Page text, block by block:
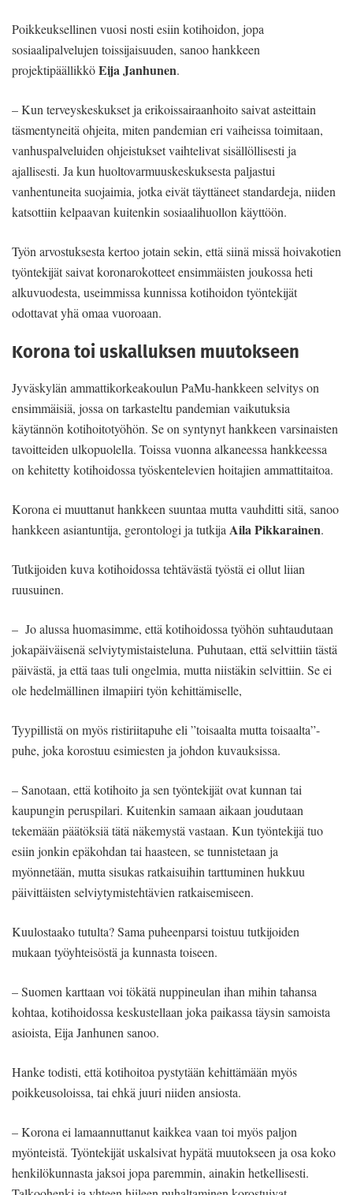
Poikkeuksellinen vuosi nosti esiin kotihoidon, jopa
sosiaalipalvelujen toissijaisuuden, sanoo hankkeen
projektipäällikköEija Janhunen.
– Kun terveyskeskukset ja erikoissairaanhoito saivat asteittain
täsmentyneitä ohjeita, miten pandemian eri vaiheissa toimitaan,
vanhuspalveluiden ohjeistukset vaihtelivat sisällöllisesti ja
ajallisesti. Ja kun huoltovarmuuskeskuksesta paljastui
vanhentuneita suojaimia, jotka eivät täyttäneet standardeja, niiden
katsottiin kelpaavan kuitenkin sosiaalihuollon käyttöön.
Työn arvostuksesta kertoo jotain sekin, että siinä missä hoivakotien
työntekijät saivat koronarokotteet ensimmäisten joukossa heti
alkuvuodesta, useimmissa kunnissa kotihoidon työntekijät
odottavat yhä omaa vuoroaan.
Korona toi uskalluksen muutokseen
Jyväskylän ammattikorkeakoulun PaMu-hankkeen selvitys on
ensimmäisiä, jossa on tarkasteltu pandemian vaikutuksia
käytännön kotihoitotyöhön. Se on syntynyt hankkeen varsinaisten
tavoitteiden ulkopuolella. Toissa vuonna alkaneessa hankkeessa
on kehitetty kotihoidossa työskentelevien hoitajien ammattitaitoa.
Korona ei muuttanut hankkeen suuntaa mutta vauhditti sitä, sanoo
hankkeen asiantuntija, gerontologi ja tutkija Aila Pikkarainen.
Tutkijoiden kuva kotihoidossa tehtävästä työstä ei ollut liian
ruusuinen.
– Jo alussa huomasimme, että kotihoidossa työhön suhtaudutaan
jokapäiväisenä selviytymistaisteluna. Puhutaan, että selvittiin tästä
päivästä, ja että taas tuli ongelmia, mutta niistäkin selvittiin. Se ei
ole hedelmällinen ilmapiiri työn kehittämiselle,
Tyypillistä on myös ristiriitapuhe eli ”toisaalta mutta toisaalta”-
puhe, joka korostuu esimiesten ja johdon kuvauksissa.
– Sanotaan, että kotihoito ja sen työntekijät ovat kunnan tai
kaupungin peruspilari. Kuitenkin samaan aikaan joudutaan
tekemään päätöksiä tätä näkemystä vastaan. Kun työntekijä tuo
esiin jonkin epäkohdan tai haasteen, se tunnistetaan ja
myönnetään, mutta sisukas ratkaisuihin tarttuminen hukkuu
päivittäisten selviytymistehtävien ratkaisemiseen.
Kuulostaako tutulta? Sama puheenparsi toistuu tutkijoiden
mukaan työyhteisöstä ja kunnasta toiseen.
– Suomen karttaan voi tökätä nuppineulan ihan mihin tahansa
kohtaa, kotihoidossa keskustellaan joka paikassa täysin samoista
asioista, Eija Janhunen sanoo.
Hanke todisti, että kotihoitoa pystytään kehittämään myös
poikkeusoloissa, tai ehkä juuri niiden ansiosta.
– Korona ei lamaannuttanut kaikkea vaan toi myös paljon
myönteistä. Työntekijät uskalsivat hypätä muutokseen ja osa koko
henkilökunnasta jaksoi jopa paremmin, ainakin hetkellisesti.